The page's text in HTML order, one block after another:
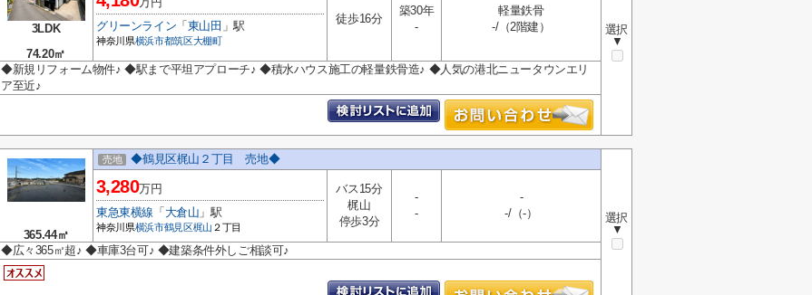
3LDK
74.20㎡
選択
▼
グリーンライン 「 東山田 」駅
神奈川県横浜市都筑区大棚町
徒歩16分
築30年
-
軽量鉄骨
-/（2階建）
◆新規リフォーム物件♪ ◆駅まで平坦アプローチ♪ ◆積水ハウス施工の軽量鉄骨造♪ ◆人気の港北ニュータウンエリ
ア至近♪
365.44㎡
売地 ◆鶴見区梶山２丁目 売地◆
選択
▼
3,280万円
東急東横線 「 大倉山 」駅
神奈川県横浜市鶴見区梶山 ２丁目
バス15分
梶山
停歩3分
-
-
-
-/（-）
◆広々365㎡超♪ ◆車庫3台可♪ ◆建築条件外しご相談可♪